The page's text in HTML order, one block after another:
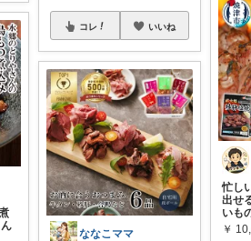
コレ いいね
ななこママ
忙し
出せ
いも
￥